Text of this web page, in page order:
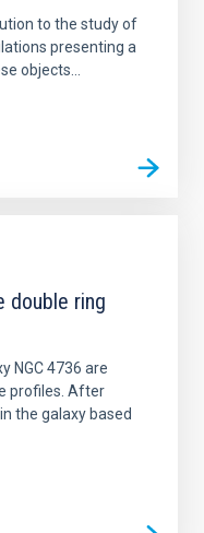
to the study of
presenting a
objects...
double ring
NGC 4736 are
profiles. After
the galaxy based